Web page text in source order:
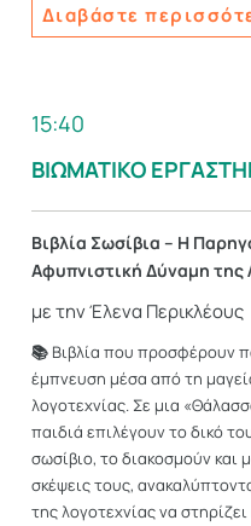
Διαβάστε
15:40
ΒΙΩΜΑΤΙΚΟ
Βιβλία Σωσίβια – Η
Αφυπνιστική Δύναμη της
με την Έλενα Περικλέους
📚 Βιβλία που προσφέρουν
έμπνευση μέσα από τη
λογοτεχνίας. Σε μια
παιδιά επιλέγουν το δικό
σωσίβιο, το διακοσμούν και
σκέψεις τους,
της λογοτεχνίας να στηρίζει